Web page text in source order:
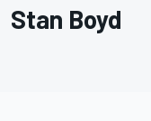
Stan Boyd